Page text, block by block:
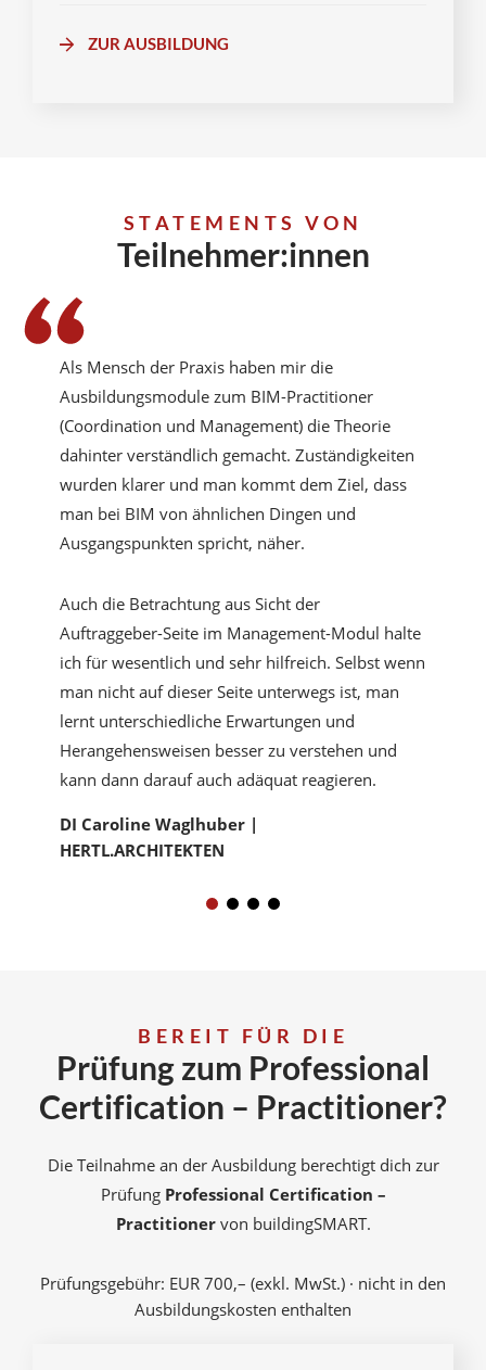
ZUR AUSBILDUNG
STATEMENTS VON
Teilnehmer:innen
Als Mensch der Praxis haben mir die
Ausbildungsmodule zum BIM-Practitioner
(Coordination und Management) die Theorie
dahinter verständlich gemacht. Zuständigkeiten
wurden klarer und man kommt dem Ziel, dass
man bei BIM von ähnlichen Dingen und
Ausgangspunkten spricht, näher.
Auch die Betrachtung aus Sicht der
Auftraggeber-Seite im Management-Modul halte
ich für wesentlich und sehr hilfreich. Selbst wenn
man nicht auf dieser Seite unterwegs ist, man
lernt unterschiedliche Erwartungen und
Herangehensweisen besser zu verstehen und
kann dann darauf auch adäquat reagieren.
DI Caroline Waglhuber |
HERTL.ARCHITEKTEN
BEREIT FÜR DIE
Prüfung zum Professional
Certification – Practitioner?
Die Teilnahme an der Ausbildung berechtigt dich zur
Prüfung Professional Certification –
Practitionervon buildingSMART.
Prüfungsgebühr: EUR 700,– (exkl. MwSt.) · nicht in den
Ausbildungskosten enthalten